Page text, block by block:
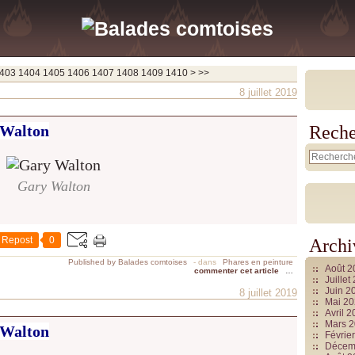
1404 1405 1406 1407 1408 1409 1410 1420
1430
1440
1450
1460
1470
1480
1490
1500
1600
1700
1800
1900
2000
2100
2200
2300
2400
2500
2600
2700
2800
2900
3000
3100
3200
3300
3400
3500
3600
3700
> >>
8 juillet 2019
Gary Walton
Repost 0
Published by Balades comtoises - dans
Phares en peinture
commenter cet article
8 juillet 2019
Août
Juillet
Juin
Mai
Avril
Mars